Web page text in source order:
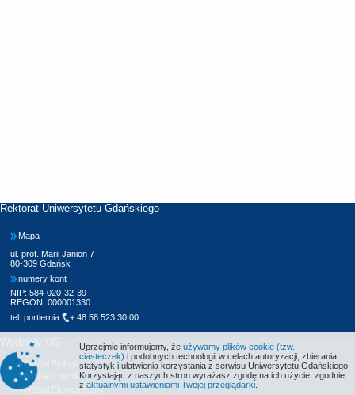
Rektorat Uniwersytetu Gdańskiego
Mapa
ul. prof. Marii Janion 7
80-309 Gdańsk
numery kont
NIP: 584-020-32-39
REGON: 000001330
tel. portiernia:
+ 48 58 523 30 00
Wydziały UG
Wydział Biologii
Wydział Chemii
Wydział Ekonomiczny
Uprzejmie informujemy, że używamy plików cookie (tzw.
ciasteczek) i podobnych technologii w celach autoryzacji, zbierania
statystyk i ułatwienia korzystania z serwisu Uniwersytetu Gdańskiego.
Korzystając z naszych stron wyrażasz zgodę na ich użycie, zgodnie
z aktualnymi ustawieniami Twojej przeglądarki